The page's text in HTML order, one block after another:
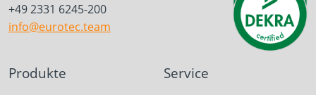
+49 2331 6245-200
info@eurotec.team
Produkte Service